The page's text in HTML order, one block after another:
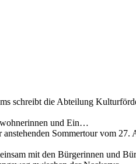
schreibt die Abteilung
und Ein…
Sommertour vom 27.
mit den Bürgerinnen und